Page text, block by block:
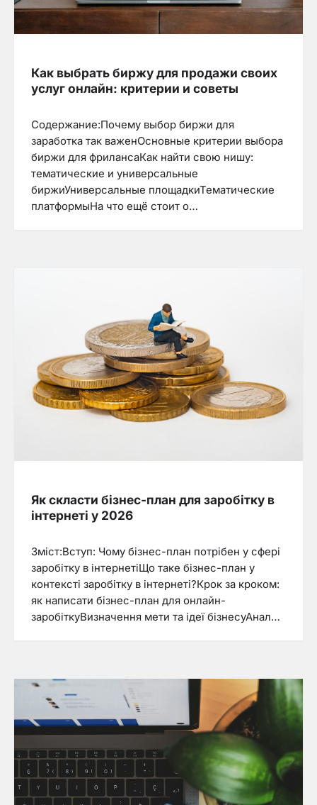
Как выбрать биржу для продажи своих
услуг онлайн: критерии и советы
Содержание:Почему выбор биржи для
заработка так важенОсновные критерии выбора
биржи для фрилансаКак найти свою нишу:
тематические и универсальные
биржиУниверсальные площадкиТематические
платформыНа что ещё стоит о…
Як скласти бізнес-план для заробітку в
інтернеті у 2026
Зміст:Вступ: Чому бізнес-план потрібен у сфері
заробітку в інтернетіЩо таке бізнес-план у
контексті заробітку в інтернеті?Крок за кроком:
як написати бізнес-план для онлайн-
заробіткуВизначення мети та ідеї бізнесуАнал…